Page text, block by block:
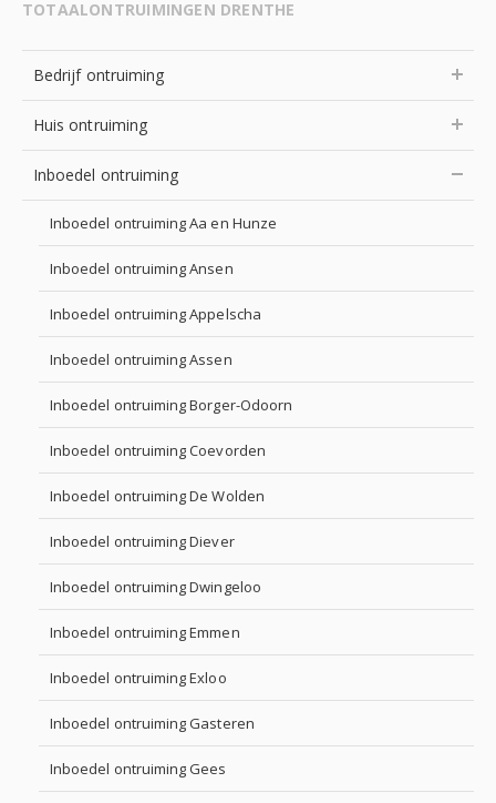
TOTAALONTRUIMINGEN DRENTHE
Bedrijf ontruiming
Huis ontruiming
Inboedel ontruiming
Inboedel ontruiming Aa en Hunze
Inboedel ontruiming Ansen
Inboedel ontruiming Appelscha
Inboedel ontruiming Assen
Inboedel ontruiming Borger-Odoorn
Inboedel ontruiming Coevorden
Inboedel ontruiming De Wolden
Inboedel ontruiming Diever
Inboedel ontruiming Dwingeloo
Inboedel ontruiming Emmen
Inboedel ontruiming Exloo
Inboedel ontruiming Gasteren
Inboedel ontruiming Gees